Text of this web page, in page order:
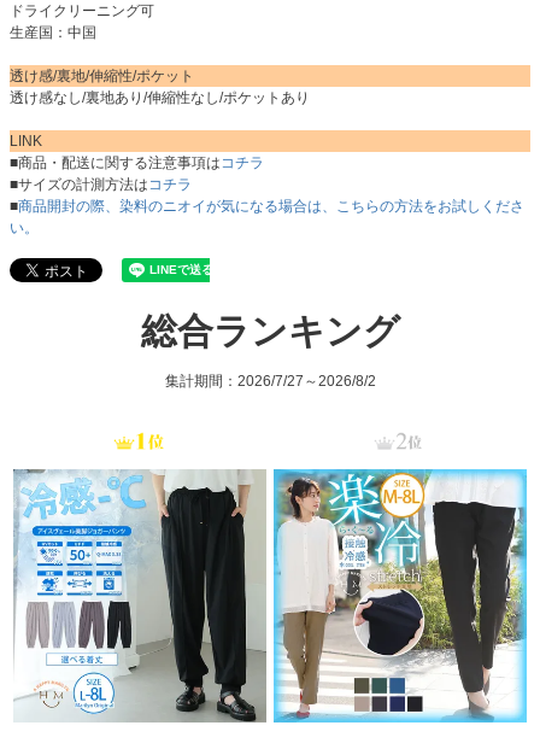
ドライクリーニング可
生産国：中国
透け感/裏地/伸縮性/ポケット
透け感なし/裏地あり/伸縮性なし/ポケットあり
LINK
■商品・配送に関する注意事項はコチラ
■サイズの計測方法はコチラ
■商品開封の際、染料のニオイが気になる場合は、こちらの方法をお試しくださ
い。
総合ランキング
集計期間：2026/7/27～2026/8/2